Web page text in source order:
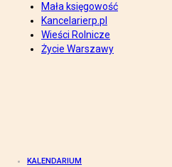
Mała księgowość
Kancelarierp.pl
Wieści Rolnicze
Życie Warszawy
KALENDARIUM